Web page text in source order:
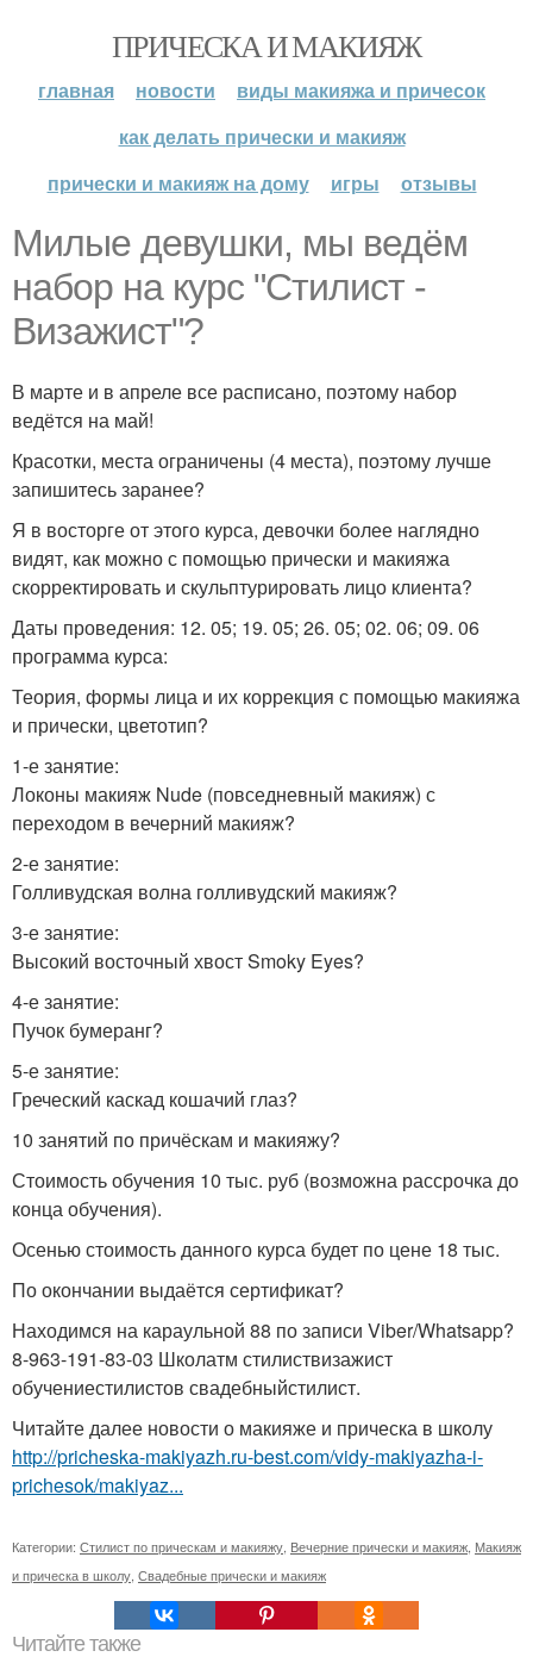
ПРИЧЕСКА И МАКИЯЖ
главная новости
виды макияжа и причесок
как делать прически и макияж
прически и макияж на дому
игры отзывы
Милые девушки, мы ведём
набор на курс "Стилист -
Визажист"?
В марте и в апреле все расписано, поэтому набор
ведётся на май!
Красотки, места ограничены (4 места), поэтому лучше
запишитесь заранее?
Я в восторге от этого курса, девочки более наглядно
видят, как можно с помощью прически и макияжа
скорректировать и скульптурировать лицо клиента?
Даты проведения: 12. 05; 19. 05; 26. 05; 02. 06; 09. 06
программа курса:
Теория, формы лица и их коррекция с помощью макияжа
и прически, цветотип?
1-е занятие:
Локоны макияж Nude (повседневный макияж) с
переходом в вечерний макияж?
2-е занятие:
Голливудская волна голливудский макияж?
3-е занятие:
Высокий восточный хвост Smoky Eyes?
4-е занятие:
Пучок бумеранг?
5-е занятие:
Греческий каскад кошачий глаз?
10 занятий по причёскам и макияжу?
Стоимость обучения 10 тыс. руб (возможна рассрочка до
конца обучения).
Осенью стоимость данного курса будет по цене 18 тыс.
По окончании выдаётся сертификат?
Находимся на караульной 88 по записи Viber/Whatsapp?
8-963-191-83-03 Школатм стилиствизажист
обучениестилистов свадебныйстилист.
Читайте далее новости о макияже и прическа в школу
http://pricheska-makiyazh.ru-best.com/vidy-makiyazha-i-
prichesok/makiyaz...
Категории: Стилист по прическам и макияжу Вечерние прически и макияж Макияж
и прическа в школу Свадебные прически и макияж
Читайте также